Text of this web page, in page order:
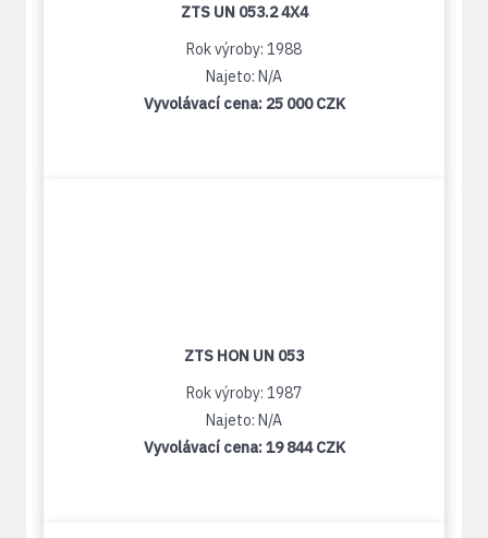
ZTS UN 053.2 4X4
Rok výroby: 1988
Najeto: N/A
Vyvolávací cena: 25 000 CZK
ZTS HON UN 053
Rok výroby: 1987
Najeto: N/A
Vyvolávací cena:19 844 CZK